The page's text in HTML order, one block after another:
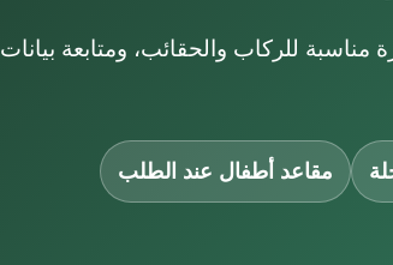
للركاب والحقائب، ومتابعة بيانات
مقاعد أطفال عند الطلب